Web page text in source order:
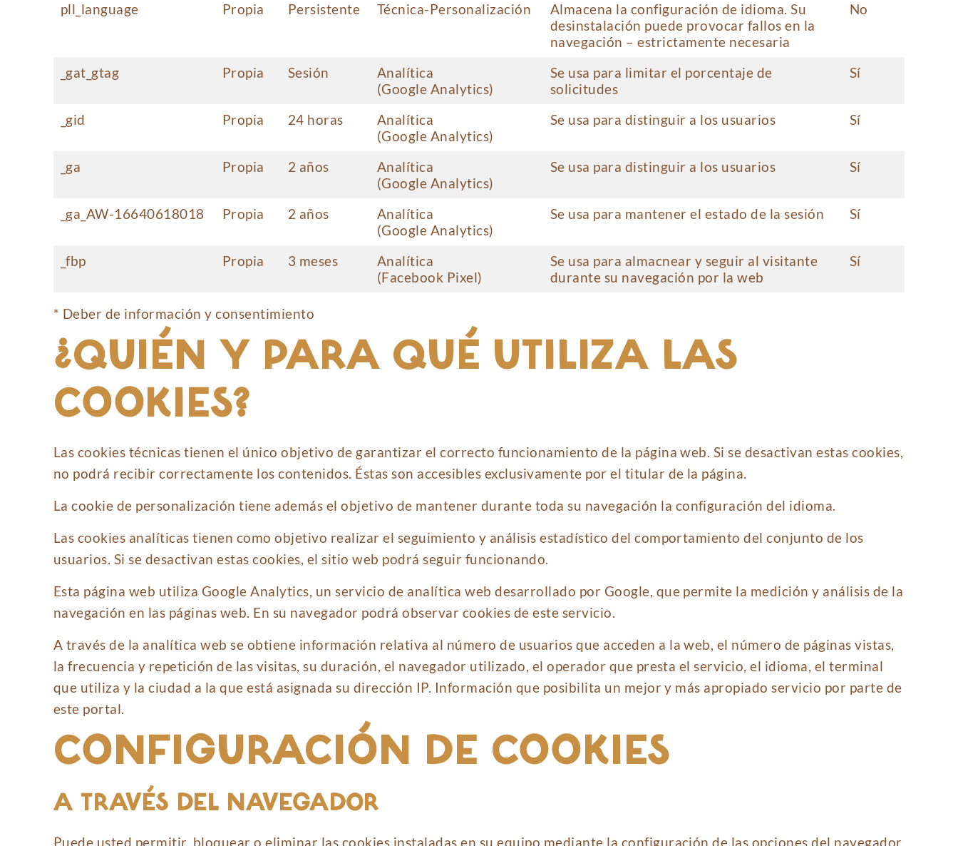
pll_language Propia Persistente Técnica-Personalización
Almacena la configuración de idioma. Su
desinstalación puede provocar fallos en la
navegación – estrictamente necesaria
No
_gat_gtag Propia Sesión
Analítica
(Google Analytics)
Se usa para limitar el porcentaje de
solicitudes
Sí
_gid Propia 24 horas
Analítica
(Google Analytics)
Se usa para distinguir a los usuarios Sí
_ga Propia 2 años
Analítica
(Google Analytics)
Se usa para distinguir a los usuarios Sí
_ga_AW-16640618018 Propia 2 años
Analítica
(Google Analytics)
Se usa para mantener el estado de la sesión Sí
_fbp Propia 3 meses
Analítica
(Facebook Pixel)
Se usa para almacnear y seguir al visitante
durante su navegación por la web
Sí
* Deber de información y consentimiento
¿QUIÉN Y PARA QUÉ UTILIZA LAS
COOKIES?
Las cookies técnicas tienen el único objetivo de garantizar el correcto funcionamiento de la página web. Si se desactivan estas cookies,
no podrá recibir correctamente los contenidos. Éstas son accesibles exclusivamente por el titular de la página.
La cookie de personalización tiene además el objetivo de mantener durante toda su navegación la configuración del idioma.
Las cookies analíticas tienen como objetivo realizar el seguimiento y análisis estadístico del comportamiento del conjunto de los
usuarios. Si se desactivan estas cookies, el sitio web podrá seguir funcionando.
Esta página web utiliza Google Analytics, un servicio de analítica web desarrollado por Google, que permite la medición y análisis de la
navegación en las páginas web. En su navegador podrá observar cookies de este servicio.
A través de la analítica web se obtiene información relativa al número de usuarios que acceden a la web, el número de páginas vistas,
la frecuencia y repetición de las visitas, su duración, el navegador utilizado, el operador que presta el servicio, el idioma, el terminal
que utiliza y la ciudad a la que está asignada su dirección IP. Información que posibilita un mejor y más apropiado servicio por parte de
este portal.
CONFIGURACIÓN DE COOKIES
A TRAVÉS DEL NAVEGADOR
Puede usted permitir, bloquear o eliminar las cookies instaladas en su equipo mediante la configuración de las opciones del navegador